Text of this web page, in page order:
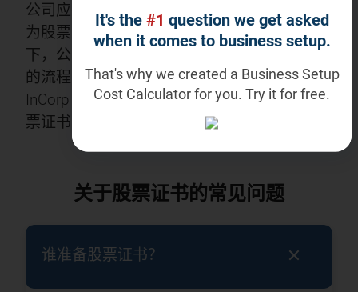
公司应确保其股票证书的发行正确且准确，因
为股票证书是一份法律文件。在正确的指导
下，公司可以轻松了解在新加坡发行股票证书
的流程，并确保其股东受到保护。立即联系
InCorp 的专家团队，妥善、及时地管理您的股
票证书！
关于股票证书的常见问题
谁准备股票证书？
It's the #1 question we get asked
when it comes to business setup.
That's why we created a Business Setup
Cost Calculator for you. Try it for free.